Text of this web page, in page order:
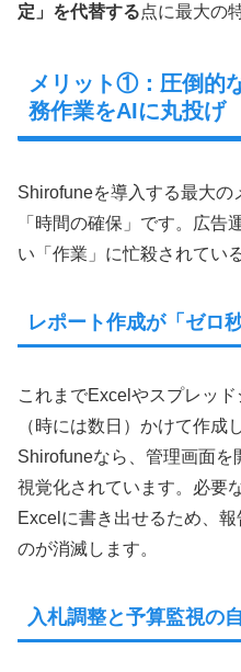
定」を代替する点に最大の
メリット①：圧倒的
務作業をAIに丸投げ
Shirofuneを導入する最大の
「時間の確保」です。広告
い「作業」に忙殺されてい
レポート作成が「ゼロ
これまでExcelやスプレッ
（時には数日）かけて作成
Shirofuneなら、管理画面
視覚化されています。必要
Excelに書き出せるため、
のが消滅します。
入札調整と予算監視の